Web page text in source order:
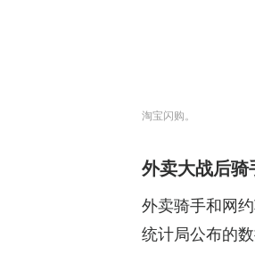
淘宝闪购。
外卖大战后骑
外卖骑手和网
统计局公布的